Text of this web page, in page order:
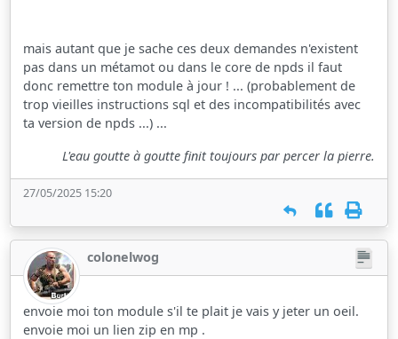
mais autant que je sache ces deux demandes n'existent
pas dans un métamot ou dans le core de npds il faut
donc remettre ton module à jour ! ... (probablement de
trop vieilles instructions sql et des incompatibilités avec
ta version de npds ...) ...
L'eau goutte à goutte finit toujours par percer la pierre.
27/05/2025 15:20
colonelwog
envoie moi ton module s'il te plait je vais y jeter un oeil.
envoie moi un lien zip en mp .